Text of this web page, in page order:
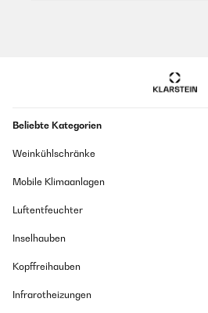
Beliebte Kategorien
Weinkühlschränke
Mobile Klimaanlagen
Luftentfeuchter
Inselhauben
Kopffreihauben
Infrarotheizungen